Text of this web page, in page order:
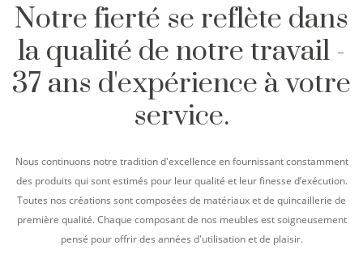
Notre fierté se reflète dans
la qualité de notre travail -
37 ans d'expérience à votre
service.
Nous continuons notre tradition d'excellence en fournissant constamment
des produits qui sont estimés pour leur qualité et leur finesse d’exécution.
Toutes nos créations sont composées de matériaux et de quincaillerie de
première qualité. Chaque composant de nos meubles est soigneusement
pensé pour offrir des années d'utilisation et de plaisir.